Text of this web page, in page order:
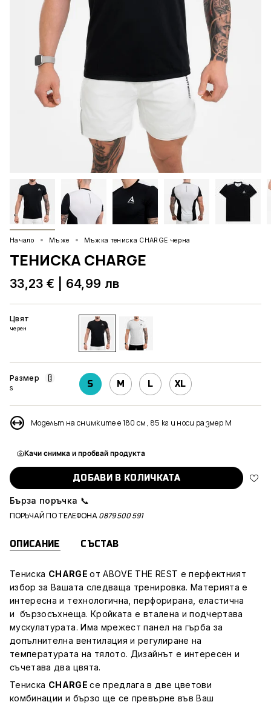
Начало Мъже Мъжка тениска CHARGE черна
ТЕНИСКА CHARGE
33,23 € 64,99 лв
Цвят
черен
черен
Размер
S S M L XL
Моделът на снимките е 180 см, 85 кг и носи размер М
Качи снимка и пробвай продукта
ДОБАВИ В КОЛИЧКАТА
Бърза поръчка 📞
ПОРЪЧАЙ ПО ТЕЛЕФОНА0879 500 591
ОПИСАНИЕ СЪСТАВ
Тениска CHARGEот ABOVE THE REST е перфектният
избор за Вашата следваща тренировка. Материята е
интересна и технологична, перфорирана, еластична
и бързосъхнеща. Кройката е вталена и подчертава
мускулатурата. Има мрежест панел на гърба за
допълнителна вентилация и регулиране на
температурата на тялото. Дизайнът е интересен и
съчетава два цвята.
Тениска CHARGEсе предлага в две цветови
комбинации и бързо ще се превърне във Ваш